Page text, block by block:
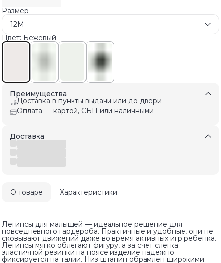
Размер
12M
Цвет: Бежевый
Преимущества
Доставка в пункты выдачи или до двери
Оплата — картой, СБП или наличными
Доставка
О товаре Характеристики
Легинсы для малышей — идеальное решение для
повседневного гардероба. Практичные и удобные, они не
сковывают движений даже во время активных игр ребенка.
Легинсы мягко облегают фигуру, а за счет слегка
эластичной резинки на поясе изделие надежно
фиксируется на талии. Низ штанин обрамлен широкими